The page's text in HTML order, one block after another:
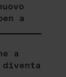
a
a
diventa